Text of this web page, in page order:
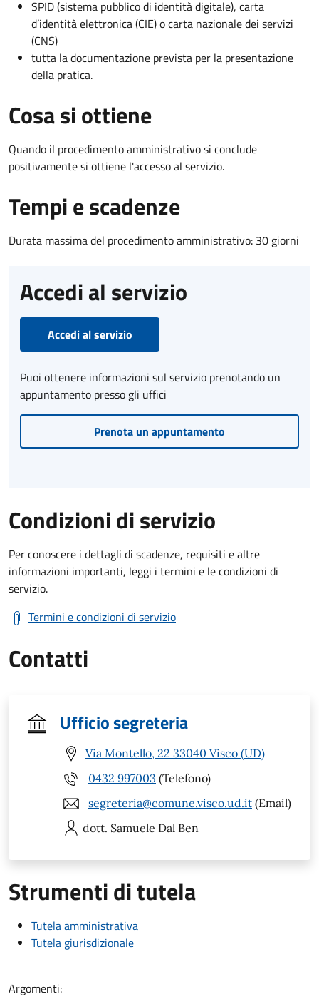
SPID (sistema pubblico di identità digitale), carta
d’identità elettronica (CIE) o carta nazionale dei servizi
(CNS)
tutta la documentazione prevista per la presentazione
della pratica.
Cosa si ottiene
Quando il procedimento amministrativo si conclude
positivamente si ottiene l'accesso al servizio.
Tempi e scadenze
Durata massima del procedimento amministrativo: 30 giorni
Accedi al servizio
Accedi al servizio
Puoi ottenere informazioni sul servizio prenotando un
appuntamento presso gli uffici
Prenota un appuntamento
Condizioni di servizio
Per conoscere i dettagli di scadenze, requisiti e altre
informazioni importanti, leggi i termini e le condizioni di
servizio.
Termini e condizioni di servizio
Contatti
Ufficio segreteria
Via Montello, 22 33040 Visco (UD)
0432 997003 (Telefono)
segreteria@comune.visco.ud.it (Email)
dott. Samuele Dal Ben
Strumenti di tutela
Tutela amministrativa
Tutela giurisdizionale
Argomenti: